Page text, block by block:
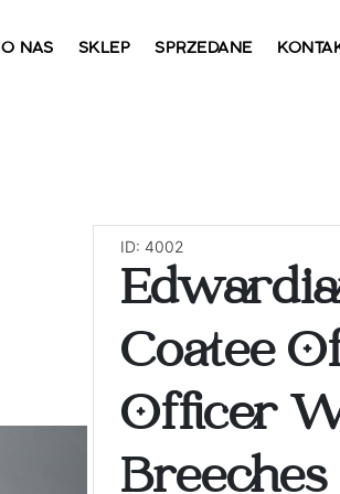
O NAS SKLEP SPRZEDANE
ID: 4002
Coatee
Officer
Breeches